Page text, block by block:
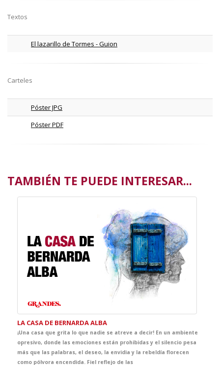
Textos
El lazarillo de Tormes - Guion
Carteles
Póster JPG
Póster PDF
TAMBIÉN TE PUEDE INTERESAR...
LA CASA DE BERNARDA ALBA
¡Una casa que grita lo que nadie se atreve a decir! En un ambiente
opresivo, donde las emociones están prohibidas y el silencio pesa
más que las palabras, el deseo, la envidia y la rebeldía florecen
como pólvora encendida. Fiel reflejo de las